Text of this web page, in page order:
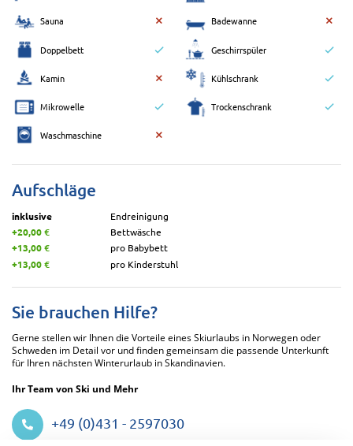
Sauna Badewanne
Doppelbett Geschirrspüler
Kamin Kühlschrank
Mikrowelle Trockenschrank
Waschmaschine
Aufschläge
inklusive
Endreinigung
+20,00 €
Bettwäsche
+13,00 €
pro Babybett
+13,00 €
pro Kinderstuhl
Sie brauchen Hilfe?
Gerne stellen wir Ihnen die Vorteile eines Skiurlaubs in Norwegen oder
Schweden im Detail vor und finden gemeinsam die passende Unterkunft
für Ihren nächsten Winterurlaub in Skandinavien.
Ihr Team von Ski und Mehr
+49 (0)431 - 2597030